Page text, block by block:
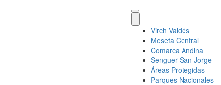
Virch Valdés
Meseta Central
Comarca Andina
Senguer-San Jorge
Áreas Protegidas
Parques Nacionales